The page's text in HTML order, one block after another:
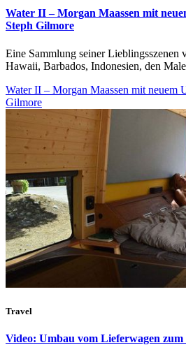
Water II – Morgan Maassen mit
Steph Gilmore
Eine Sammlung seiner Lieblingsszenen
Hawaii, Barbados, Indonesien, den
Water II – Morgan Maassen mit neuem
Gilmore
Travel
Video: Umbau vom Lieferwagen zum